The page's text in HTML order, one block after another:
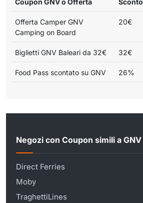
Offerta Camper GNV
Camping on Board
20€
Biglietti GNV Baleari da 32€ 32€
Food Pass scontato su GNV 26%
Negozi con Coupon simili a GNV
Direct Ferries
Moby
TraghettiLines